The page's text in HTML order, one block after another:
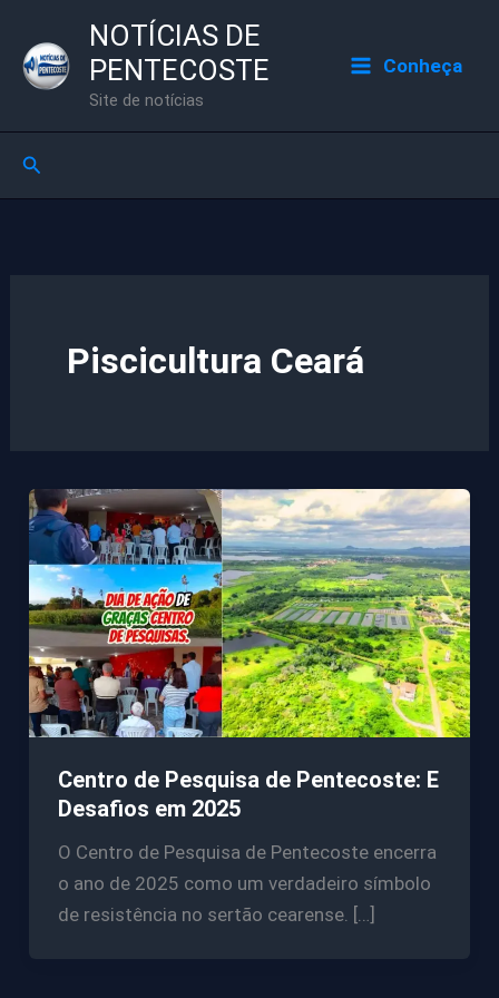
para
NOTÍCIAS DE
PENTECOSTE
Site de notícias
Conheça
Pesquisar
Piscicultura Ceará
Centro de Pesquisa de Pentecoste: E
Desafios em 2025
O Centro de Pesquisa de Pentecoste encerra
o ano de 2025 como um verdadeiro símbolo
de resistência no sertão cearense. […]